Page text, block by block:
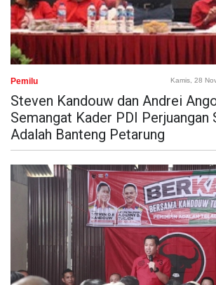
Pemilu Kamis, 28
Steven Kandouw dan Andrei
Semangat Kader PDI Perjuangan
Adalah Banteng Petarung